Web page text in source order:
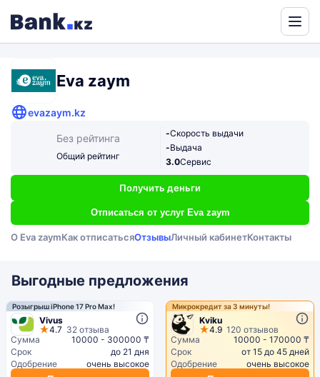
Eva zaym
evazaym.kz
Без рейтинга
Общий рейтинг
-Скорость выдачи
-Выдача
3.0Сервис
Получить деньги
Отписаться от услуг Eva zaym
О Eva zaymКак отписатьсяОтзывыЛичный кабинетКонтакты
Выгодные предложения
Розыгрыш iPhone 17 Pro Max!
Vivus
4.7 32 отзыва
Сумма
10000 - 300000 ₸
Срок
до 21 дня
Одобрение
очень высокое
Микрокредит за 3 минуты!
Kviku
4.9 120 отзывов
Сумма
10000 - 170000 ₸
Срок
от 15 до 45 дней
Одобрение
очень высокое